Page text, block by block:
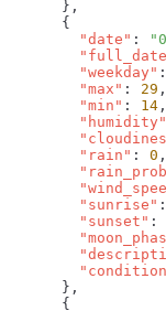
        "date"
:
        "weekday"
        "max"
: 29
        "min"
: 14
        "humidity"
        "rain"
: 0
        "sunrise"
        "sunset"
: